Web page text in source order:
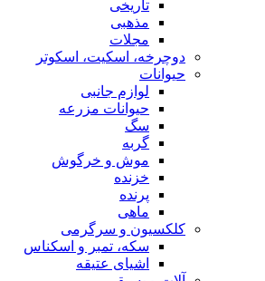
تاریخی
مذهبی
مجلات
دوچرخه، اسکیت، اسکوتر
حیوانات
لوازم جانبی
حیوانات مزرعه
سگ
گربه
موش و خرگوش
خزنده
پرنده
ماهی
کلکسیون و سرگرمی
سکه، تمبر و اسکناس
اشیای عتیقه